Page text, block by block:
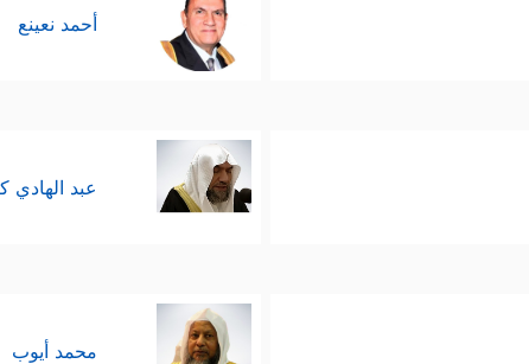
أحمد نعينع
عبد الهادي
محمد أيوب